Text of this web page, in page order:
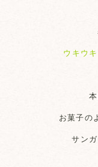
ウキウ
お菓子の
サン